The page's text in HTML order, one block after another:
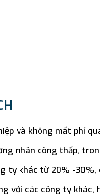
và không mất phí
nhân công thấp,
ty khác từ 20% -30%,
với các công ty khác,